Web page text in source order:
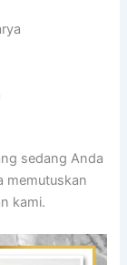
sedang Anda
memutuskan
kami.